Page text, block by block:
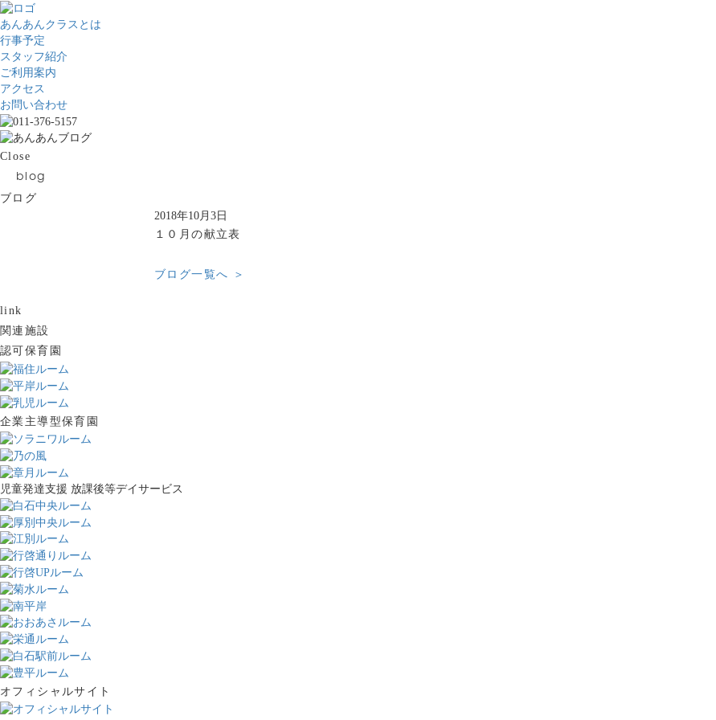
あんあんクラスとは
行事予定
スタッフ紹介
ご利用案内
アクセス
お問い合わせ
Close
blog
ブログ
2018年10月3日
１０月の献立表
ブログ一覧へ ＞
link
関連施設
認可保育園
企業主導型保育園
児童発達支援 放課後等デイサービス
オフィシャルサイト